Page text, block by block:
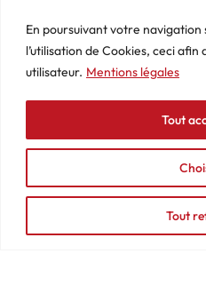
En poursuivant votre navigation
l’utilisation de Cookies, ceci
utilisateur. Mentions légales
Tout
Tout
Luc
Barbier
69640
74
87
contact@mediasaviron.fr
Le
Magazine
Photos
Actualités
Podcasts
Conditions
générales
de ventes
Mentions
légales
de
du